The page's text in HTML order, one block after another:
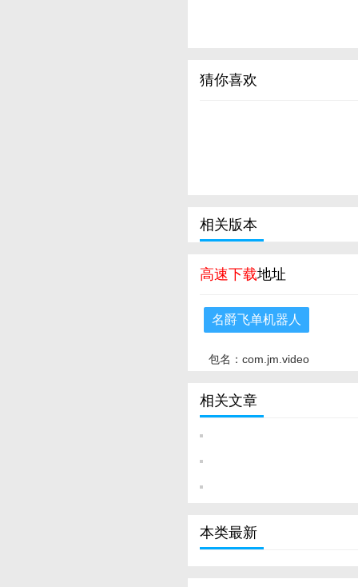
猜你喜欢
相关版本
高速下载地址
名爵飞单机器人
包名：com.jm.video
相关文章
本类最新